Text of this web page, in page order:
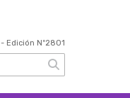
- Edición Nº2801